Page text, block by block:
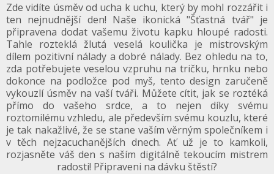
Zde vidíte úsměv od ucha k uchu, který by mohl rozzářit i
ten nejnudnější den! Naše ikonická "Šťastná tvář" je
připravena dodat vašemu životu kapku hloupé radosti.
Tahle rozteklá žlutá veselá koulička je mistrovským
dílem pozitivní nálady a dobré nálady. Bez ohledu na to,
zda potřebujete veselou vzpruhu na tričku, hrnku nebo
dokonce na podložce pod myš, tento design zaručeně
vykouzlí úsměv na vaší tváři. Můžete cítit, jak se roztéká
přímo do vašeho srdce, a to nejen díky svému
roztomilému vzhledu, ale především svému kouzlu, které
je tak nakažlivé, že se stane vaším věrným společníkem i
v těch nejzacuchanějších dnech. Ať už je to kamkoli,
rozjasněte váš den s naším digitálně tekoucím mistrem
radosti! Připraveni na dávku štěstí?